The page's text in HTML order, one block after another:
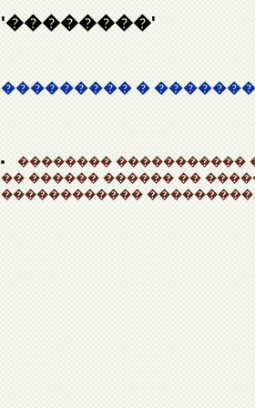
'��������'
��������� �
�������� �����������
�� ������ ������ ��
������������